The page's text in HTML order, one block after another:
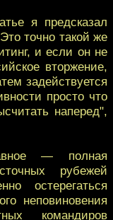
я предсказал
точно такой же
и если он не
вторжение,
задействуется
просто что
наперед",
— полная
рубежей
остерегаться
неповиновения
командиров